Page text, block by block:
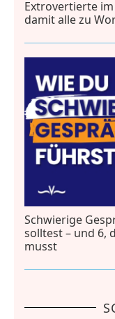
Extrovertierte
damit alle zu
Schwierige
solltest – und 6,
musst